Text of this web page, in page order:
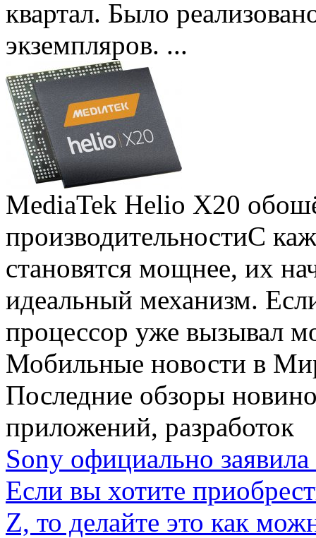
квартал. Было
экземпляров. ...
MediaTek Helio X20
производительностиС
становятся мощнее, их
идеальный механизм.
процессор уже вызывал
Мобильные новости в
Последние обзоры
приложений, разработок
Sony официально
Если вы хотите
Z, то делайте это как